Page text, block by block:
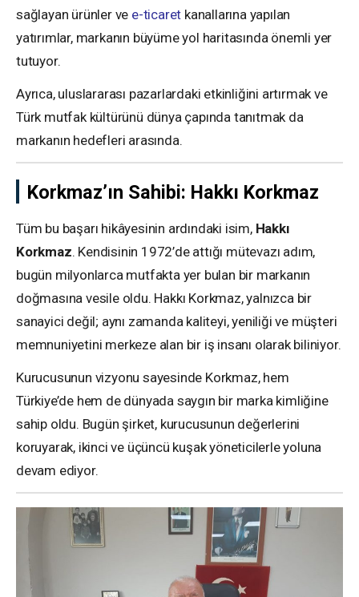
sağlayan ürünler ve e-ticaret kanallarına yapılan
yatırımlar, markanın büyüme yol haritasında önemli yer
tutuyor.
Ayrıca, uluslararası pazarlardaki etkinliğini artırmak ve
Türk mutfak kültürünü dünya çapında tanıtmak da
markanın hedefleri arasında.
Korkmaz’ın Sahibi: Hakkı Korkmaz
Tüm bu başarı hikâyesinin ardındaki isim, Hakkı
Korkmaz. Kendisinin 1972’de attığı mütevazı adım,
bugün milyonlarca mutfakta yer bulan bir markanın
doğmasına vesile oldu. Hakkı Korkmaz, yalnızca bir
sanayici değil; aynı zamanda kaliteyi, yeniliği ve müşteri
memnuniyetini merkeze alan bir iş insanı olarak biliniyor.
Kurucusunun vizyonu sayesinde Korkmaz, hem
Türkiye’de hem de dünyada saygın bir marka kimliğine
sahip oldu. Bugün şirket, kurucusunun değerlerini
koruyarak, ikinci ve üçüncü kuşak yöneticilerle yoluna
devam ediyor.